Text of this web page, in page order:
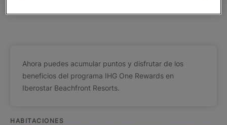
Ahora puedes acumular puntos y disfrutar de los
beneficios del programa IHG One Rewards en
Iberostar Beachfront Resorts.
HABITACIONES